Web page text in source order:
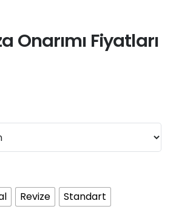
Onarımı Fiyatları
Revize
Standart